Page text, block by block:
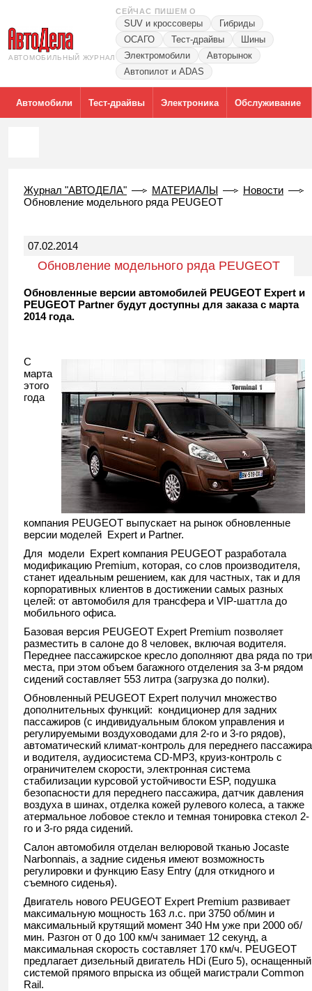
АВТОМОБИЛЬНЫЙ ЖУРНАЛ
СЕЙЧАС ПИШЕМ О
SUV и кроссоверы
Гибриды
ОСАГО
Тест-драйвы
Шины
Электромобили
Авторынок
Автопилот и ADAS
Автомобили Тест-драйвы Электроника Обслуживание
Журнал "АВТОДЕЛА" МАТЕРИАЛЫ
Новости
Обновление модельного ряда PEUGEOT
07.02.2014
Обновление модельного ряда PEUGEOT
Обновленные версии автомобилей PEUGEOT Expert и
PEUGEOT Partner будут доступны для заказа с марта
2014 года.
С
марта
этого
года
компания PEUGEOT выпускает на рынок обновленные
версии моделей Expert и Partner.
Для модели Expert компания PEUGEOT разработала
модификацию Premium, которая, со слов производителя,
станет идеальным решением, как для частных, так и для
корпоративных клиентов в достижении самых разных
целей: от автомобиля для трансфера и VIP-шаттла до
мобильного офиса.
Базовая версия PEUGEOT Expert Premium позволяет
разместить в салоне до 8 человек, включая водителя.
Переднее пассажирское кресло дополняют два ряда по три
места, при этом объем багажного отделения за 3-м рядом
сидений составляет 553 литра (загрузка до полки).
Обновленный PEUGEOT Expert получил множество
дополнительных функций: кондиционер для задних
пассажиров (с индивидуальным блоком управления и
регулируемыми воздуховодами для 2-го и 3-го рядов),
автоматический климат-контроль для переднего пассажира
и водителя, аудиосистема СD-MP3, круиз-контроль с
ограничителем скорости, электронная система
стабилизации курсовой устойчивости ESP, подушка
безопасности для переднего пассажира, датчик давления
воздуха в шинах, отделка кожей рулевого колеса, а также
атермальное лобовое стекло и темная тонировка стекол 2-
го и 3-го ряда сидений.
Салон автомобиля отделан велюровой тканью Jocaste
Narbonnais, а задние сиденья имеют возможность
регулировки и функцию Easy Entry (для откидного и
съемного сиденья).
Двигатель нового PEUGEOT Expert Premium развивает
максимальную мощность 163 л.с. при 3750 об/мин и
максимальный крутящий момент 340 Нм уже при 2000 об/
мин. Разгон от 0 до 100 км/ч занимает 12 секунд, а
максимальная скорость составляет 170 км/ч. PEUGEOT
предлагает дизельный двигатель HDi (Euro 5), оснащенный
системой прямого впрыска из общей магистрали Common
Rail.